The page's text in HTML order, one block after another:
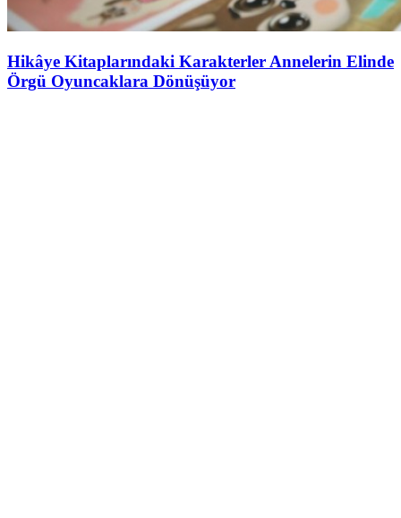
Hikâye Kitaplarındaki Karakterler Annelerin Elinde
Örgü Oyuncaklara Dönüşüyor